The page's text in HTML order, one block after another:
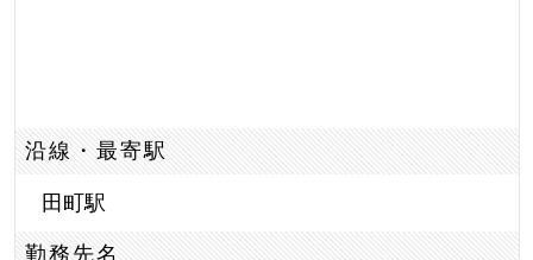
沿線・最寄駅
田町駅
勤務先名